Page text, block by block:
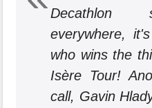
Decathlon
everywhere,
who wins the
Isère Tour!
call, Gavin